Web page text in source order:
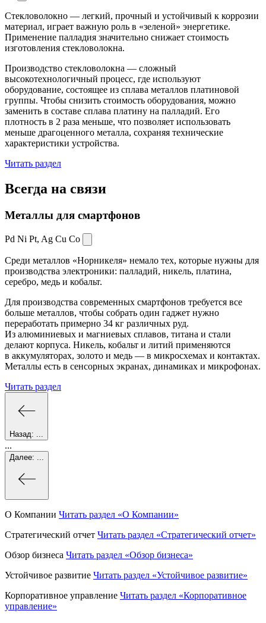
Стекловолокно — легкий, прочный и устойчивый к коррозии
материал, играет важную роль в «зеленой» энергетике.
Применение палладия значительно снижает стоимость
изготовления стекловолокна.
Производство стекловолокна — сложный
высокотехнологичный процесс, где используют
оборудование, состоящее из сплава металлов платиновой
группы. Чтобы снизить стоимость оборудования, можно
заменить в составе сплава платину на палладий. Его
плотность в 2 раза меньше, что позволяет использовать
меньше драгоценного металла, сохраняя технические
характеристики устройства.
Читать раздел
Всегда на связи
Металлы для смартфонов
Pd Ni Pt, Ag Cu Co
Среди металлов «Норникеля» немало тех, которые нужны для
производства электроники: палладий, никель, платина,
серебро, медь и кобальт.
Для производства современных смартфонов требуется все
больше металлов, чтобы собрать один гаджет нужно
переработать примерно 34 кг различных руд.
Из алюминиевых и магниевых сплавов, титана и стали
делают корпуса. Никель, кобальт и литий применяются
в аккумуляторах, золото и медь — в микросхемах и контактах.
Металлы есть в сенсорных экранах, динамиках и микрофонах.
Читать раздел
Назад:
...
Далее:
О Компании Читать раздел «О Компании»
Стратегический отчет Читать раздел «Стратегический отчет»
Обзор бизнеса Читать раздел «Обзор бизнеса»
Устойчивое развитие Читать раздел «Устойчивое развитие»
Корпоративное управление Читать раздел «Корпоративное
управление»